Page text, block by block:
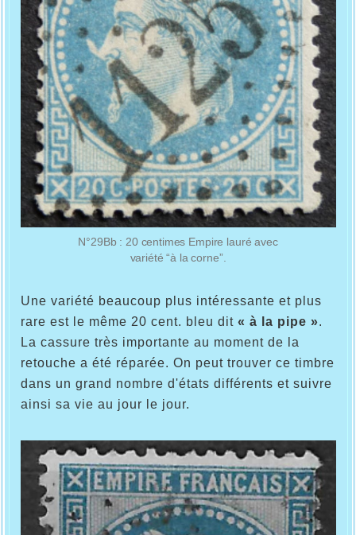
N°29Bb : 20 centimes Empire lauré avec
variété “à la corne”.
Une variété beaucoup plus intéressante et plus
rare est le même 20 cent. bleu dit « à la pipe ».
La cassure très importante au moment de la
retouche a été réparée. On peut trouver ce timbre
dans un grand nombre d'états différents et suivre
ainsi sa vie au jour le jour.